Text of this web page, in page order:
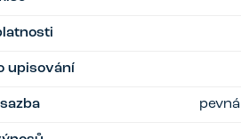
upisování